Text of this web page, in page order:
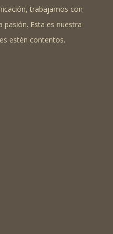
trabajamos con
pasión. Esta es nuestra
estén contentos.